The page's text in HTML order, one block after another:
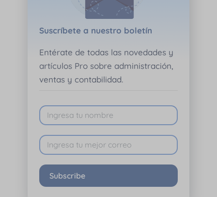
Suscríbete a nuestro boletín
Entérate de todas las novedades y
artículos Pro sobre administración,
ventas y contabilidad.
Subscribe